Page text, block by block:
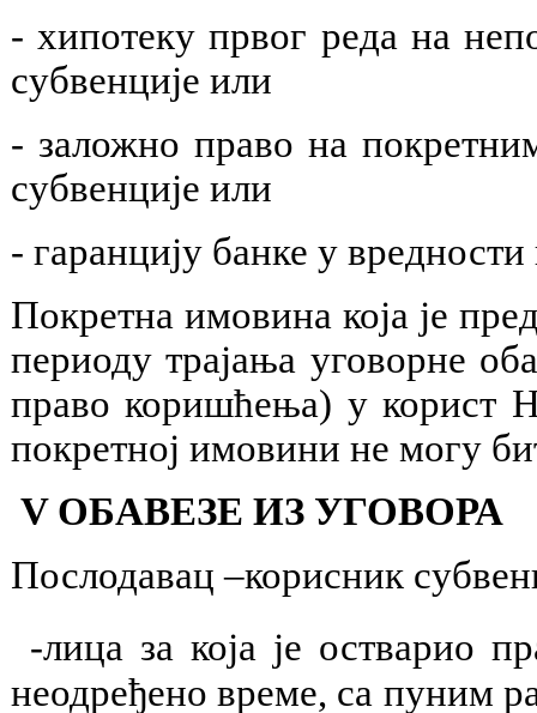
- хипотеку првог реда на
субвенције или
- заложно право на
субвенције или
- гаранцију банке у
Покретна имовина која је
периоду трајања уговорне
право коришћења) у корист
покретној имовини не могу
V ОБАВЕЗЕ ИЗ УГОВОРА
Послодавац –корисник
-лица за која је остварио
неодређено време, са пуним